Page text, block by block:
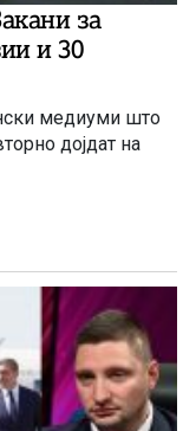
за
и 30
медиуми што
дојдат на